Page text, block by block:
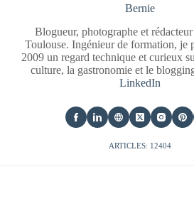
Bernie
Blogueur, photographe et
Toulouse. Ingénieur de formation, je
2009 un regard technique et curieux
culture, la gastronomie et le
LinkedIn
ARTICLES: 12404